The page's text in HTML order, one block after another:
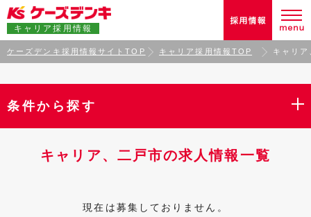
キャリア採用情報
ケーズデンキ採用情報サイトTOP キャリア採用情報TOP キャリ
条件から探す
キャリア、二戸市の求人情報一覧
現在は募集しておりません。